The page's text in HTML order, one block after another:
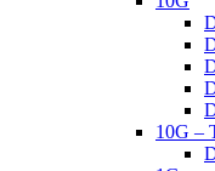
10G –